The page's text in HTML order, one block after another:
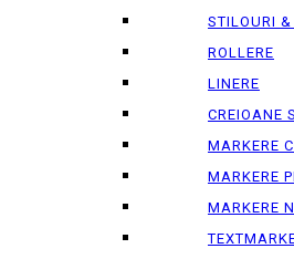
STILOURI
ROLLERE
LINERE
CREIOANE
MARKERE
MARKERE
MARKERE